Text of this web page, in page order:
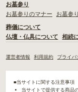
お墓参り
お墓参りのマナー
お墓参
葬儀について
仏壇・仏具について
相続
運営者情報 利用規約 プライバ
■当サイトに関する注意事項
当サイトで提供する商品